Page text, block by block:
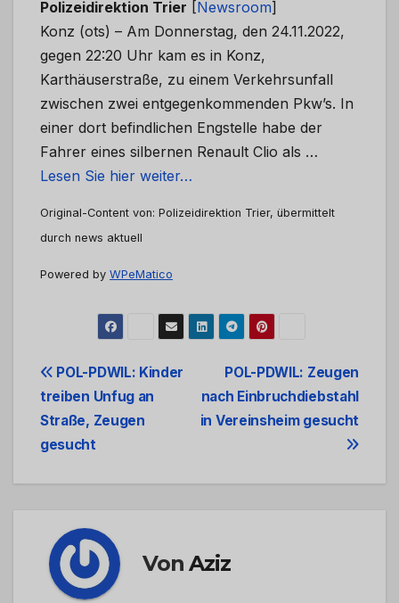
Polizeidirektion Trier [Newsroom]
Konz (ots) – Am Donnerstag, den 24.11.2022,
gegen 22:20 Uhr kam es in Konz,
Karthäuserstraße, zu einem Verkehrsunfall
zwischen zwei entgegenkommenden Pkw’s. In
einer dort befindlichen Engstelle habe der
Fahrer eines silbernen Renault Clio als …
Lesen Sie hier weiter…
Original-Content von: Polizeidirektion Trier, übermittelt
durch news aktuell
Powered by WPeMatico
Beitrags-
Navigation
POL-PDWIL: Zeugen
nach Einbruchdiebstahl
in Vereinsheim gesucht
POL-PDWIL: Kinder
treiben Unfug an
Straße, Zeugen
gesucht
VonAziz